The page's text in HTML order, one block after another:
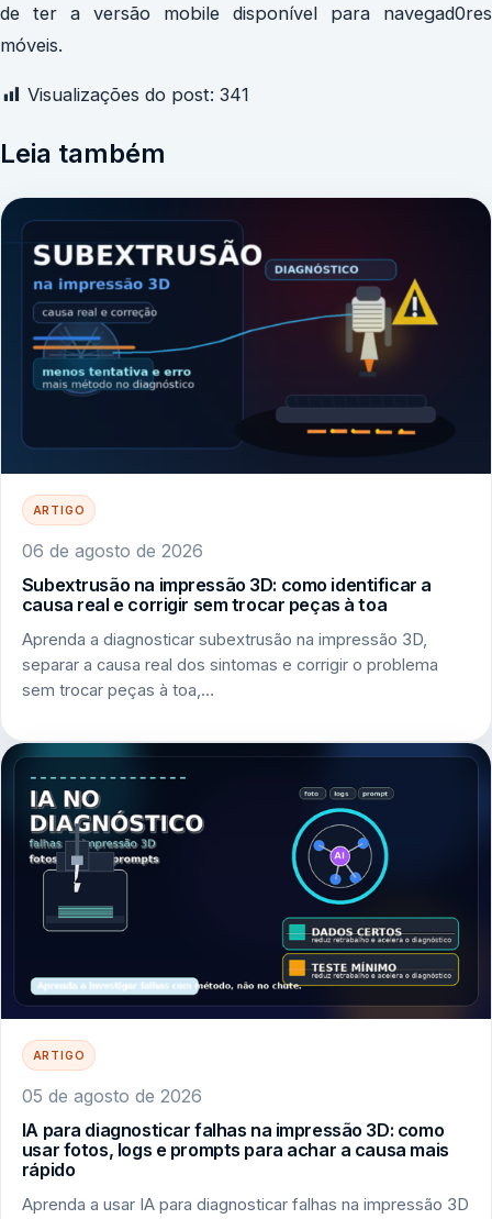
de ter a versão mobile disponível para navegad0res
móveis.
Visualizações do post: 341
Leia também
ARTIGO
06 de agosto de 2026
Subextrusão na impressão 3D: como identificar a
causa real e corrigir sem trocar peças à toa
Aprenda a diagnosticar subextrusão na impressão 3D,
separar a causa real dos sintomas e corrigir o problema
sem trocar peças à toa,…
ARTIGO
05 de agosto de 2026
IA para diagnosticar falhas na impressão 3D: como
usar fotos, logs e prompts para achar a causa mais
rápido
Aprenda a usar IA para diagnosticar falhas na impressão 3D